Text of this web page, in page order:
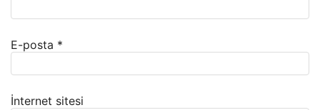
E-posta *
İnternet sitesi